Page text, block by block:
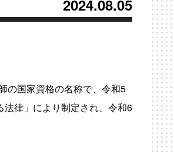
2024.08.05
の国家資格の名称で、令和5
律」により制定され、令和6